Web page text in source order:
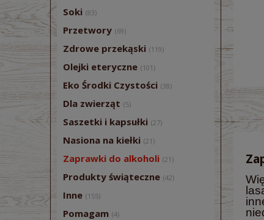
Soki (83)
Przetwory (69)
Zdrowe przekąski (119)
Olejki eteryczne (101)
Eko Środki Czystości (38)
Dla zwierząt (5)
Saszetki i kapsułki (27)
Nasiona na kiełki (21)
Zaprawki do alkoholi (21)
Produkty świąteczne (42)
Inne (155)
Pomagam (4)